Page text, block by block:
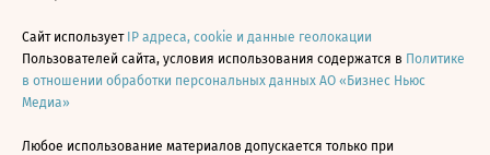
Сайт использует IP адреса, cookie и данные геолокации
Пользователей сайта, условия использования содержатся в Политике
в отношении обработки персональных данных АО «Бизнес Ньюс
Медиа»
Любое использование материалов допускается только при